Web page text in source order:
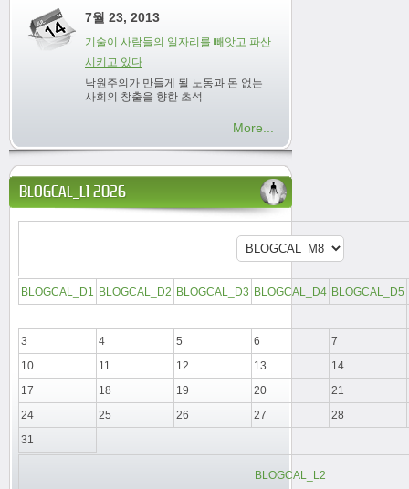
7월 23, 2013
기술이 사람들의 일자리를 빼앗고 파산
시키고 있다
낙원주의가 만들게 될 노동과 돈 없는
사회의 창출을 향한 초석
More...
BLOGCAL_L1 2026
BLOGCAL_D1 BLOGCAL_D2 BLOGCAL_D3 BLOGCAL_D4 BLOGCAL_D5
3 4 5 6
7
10
11 12 13
14
17
18 19 20
21
24
25 26 27
28
31
BLOGCAL_L2